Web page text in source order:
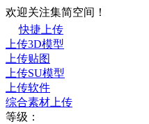
欢迎关注集简空间！
快捷上传
上传3D模型
上传贴图
上传SU模型
上传软件
综合素材上传
等级：